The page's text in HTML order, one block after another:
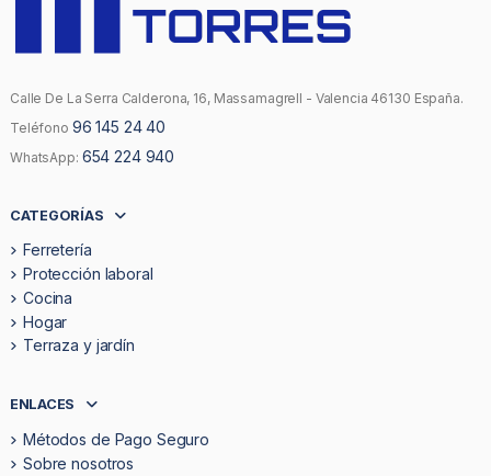
Calle De La Serra Calderona, 16, Massamagrell - Valencia 46130 España.
Teléfono 96 145 24 40
WhatsApp: 654 224 940
CATEGORÍAS
Ferretería
Protección laboral
Cocina
Hogar
Terraza y jardín
ENLACES
Métodos de Pago Seguro
Sobre nosotros